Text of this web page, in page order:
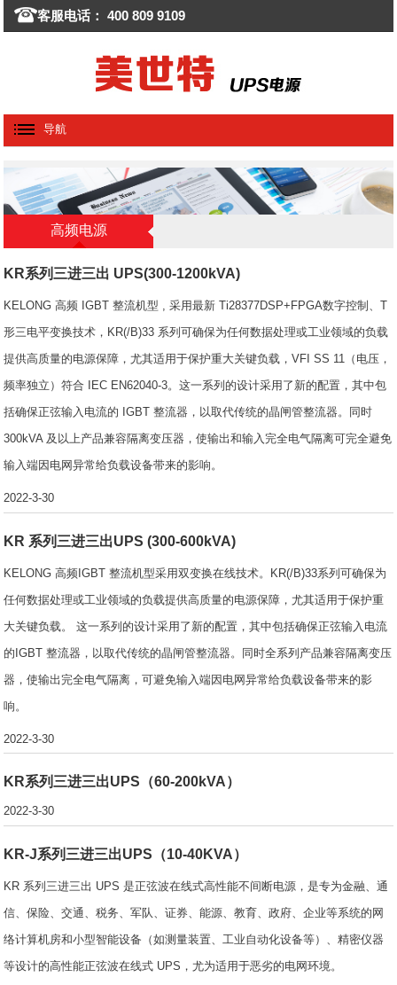
客服电话： 400 809 9109
导航
高频电源
KR系列三进三出 UPS(300-1200kVA)
KELONG 高频 IGBT 整流机型 , 采用最新 Ti28377DSP+FPGA数字控制、T
形三电平变换技术，KR(/B)33 系列可确保为任何数据处理或工业领域的负载
提供高质量的电源保障，尤其适用于保护重大关键负载，VFI SS 11（电压，
频率独立）符合 IEC EN62040-3。这一系列的设计采用了新的配置，其中包
括确保正弦输入电流的 IGBT 整流器，以取代传统的晶闸管整流器。同时
300kVA 及以上产品兼容隔离变压器，使输出和输入完全电气隔离可完全避免
输入端因电网异常给负载设备带来的影响。
2022-3-30
KR 系列三进三出UPS (300-600kVA)
KELONG 高频IGBT 整流机型采用双变换在线技术。KR(/B)33系列可确保为
任何数据处理或工业领域的负载提供高质量的电源保障，尤其适用于保护重
大关键负载。 这一系列的设计采用了新的配置，其中包括确保正弦输入电流
的IGBT 整流器，以取代传统的晶闸管整流器。同时全系列产品兼容隔离变压
器，使输出完全电气隔离，可避免输入端因电网异常给负载设备带来的影
响。
2022-3-30
KR系列三进三出UPS（60-200kVA）
2022-3-30
KR-J系列三进三出UPS（10-40KVA）
KR 系列三进三出 UPS 是正弦波在线式高性能不间断电源，是专为金融、通
信、保险、交通、税务、军队、证券、能源、教育、政府、企业等系统的网
络计算机房和小型智能设备（如测量装置、工业自动化设备等）、精密仪器
等设计的高性能正弦波在线式 UPS，尤为适用于恶劣的电网环境。